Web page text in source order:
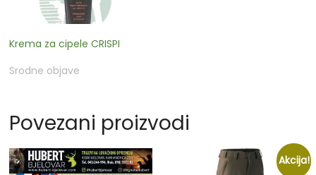
Krema za cipele CRISPI
Srodne objave
Povezani proizvodi
Akcija!